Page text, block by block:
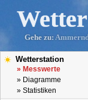
Gehe zu:
Wetterstation
» Messwerte
» Diagramme
» Statistiken